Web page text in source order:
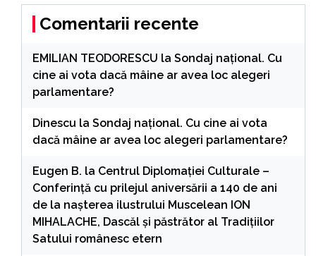
Comentarii recente
EMILIAN TEODORESCU la Sondaj național. Cu
cine ai vota dacă mâine ar avea loc alegeri
parlamentare?
Dinescu la Sondaj național. Cu cine ai vota
dacă mâine ar avea loc alegeri parlamentare?
Eugen B. la Centrul Diplomației Culturale –
Conferință cu prilejul aniversării a 140 de ani
de la nașterea ilustrului Muscelean ION
MIHALACHE, Dascăl și păstrător al Tradițiilor
Satului românesc etern